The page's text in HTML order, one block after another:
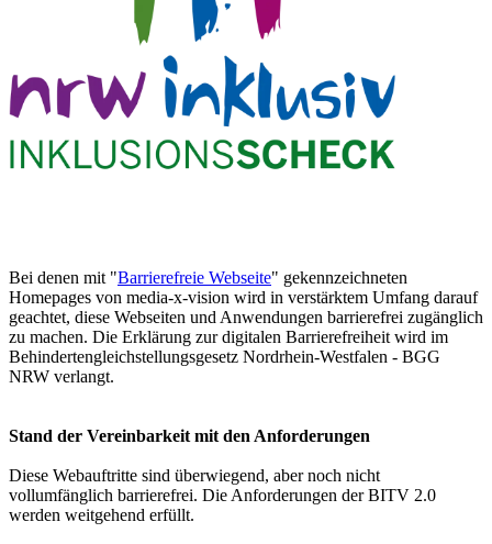
Bei denen mit "Barrierefreie Webseite" gekennzeichneten
Homepages von media-x-vision wird in verstärktem Umfang darauf
geachtet, diese Webseiten und Anwendungen barrierefrei zugänglich
zu machen. Die Erklärung zur digitalen Barrierefreiheit wird im
Behindertengleichstellungsgesetz Nordrhein-Westfalen - BGG
NRW verlangt.
Stand der Vereinbarkeit mit den Anforderungen
Diese Webauftritte sind überwiegend, aber noch nicht
vollumfänglich barrierefrei. Die Anforderungen der BITV 2.0
werden weitgehend erfüllt.